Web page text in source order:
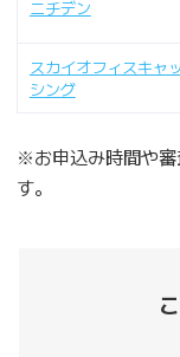
ニチデン
スカイオフィスキャッ
シング
※お申込み時間や
す。